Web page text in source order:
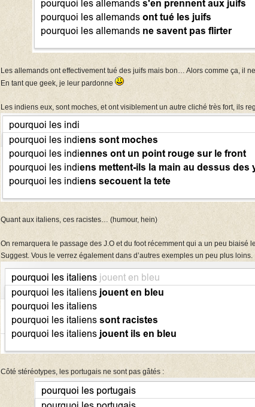
Les allemands ont effectivement tué des juifs mais bon… Alors comme ça, il
En tant que geek, je leur pardonne
Les indiens eux, sont moches, et ont visiblement un autre cliché très fort, ils
Quant aux italiens, ces racistes… (humour, hein)
On remarquera le passage des J.O et du foot récemment qui a un peu biaisé
Suggest. Vous le verrez également dans d’autres exemples un peu plus loins.
Côté stéréotypes, les portugais ne sont pas gâtés :